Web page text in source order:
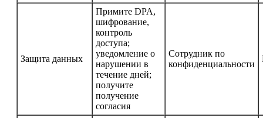
Защита данных
Примите DPA,
шифрование,
контроль
доступа;
уведомление о
нарушении в
течение дней;
получите
получение
согласия
Сотрудник по
конфиденциальности